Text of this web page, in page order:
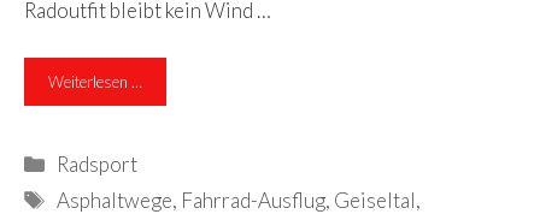
Radoutfit bleibt kein Wind …
Weiterlesen …
Kategorien
Radsport
Schlagwörter
Asphaltwege, Fahrrad-Ausflug, Geiseltal,